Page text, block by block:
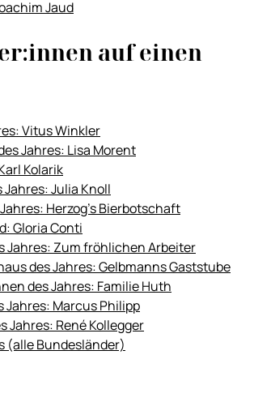
Jaud
auf einen
Vitus Winkler
Jahres: Lisa Morent
Kolarik
Jahres: Julia Knoll
Herzog’s Bierbotschaft
Gloria Conti
Jahres: Zum fröhlichen Arbeiter
des Jahres: Gelbmanns Gaststube
des Jahres: Familie Huth
Jahres: Marcus Philipp
Jahres: René Kollegger
(alle Bundesländer)